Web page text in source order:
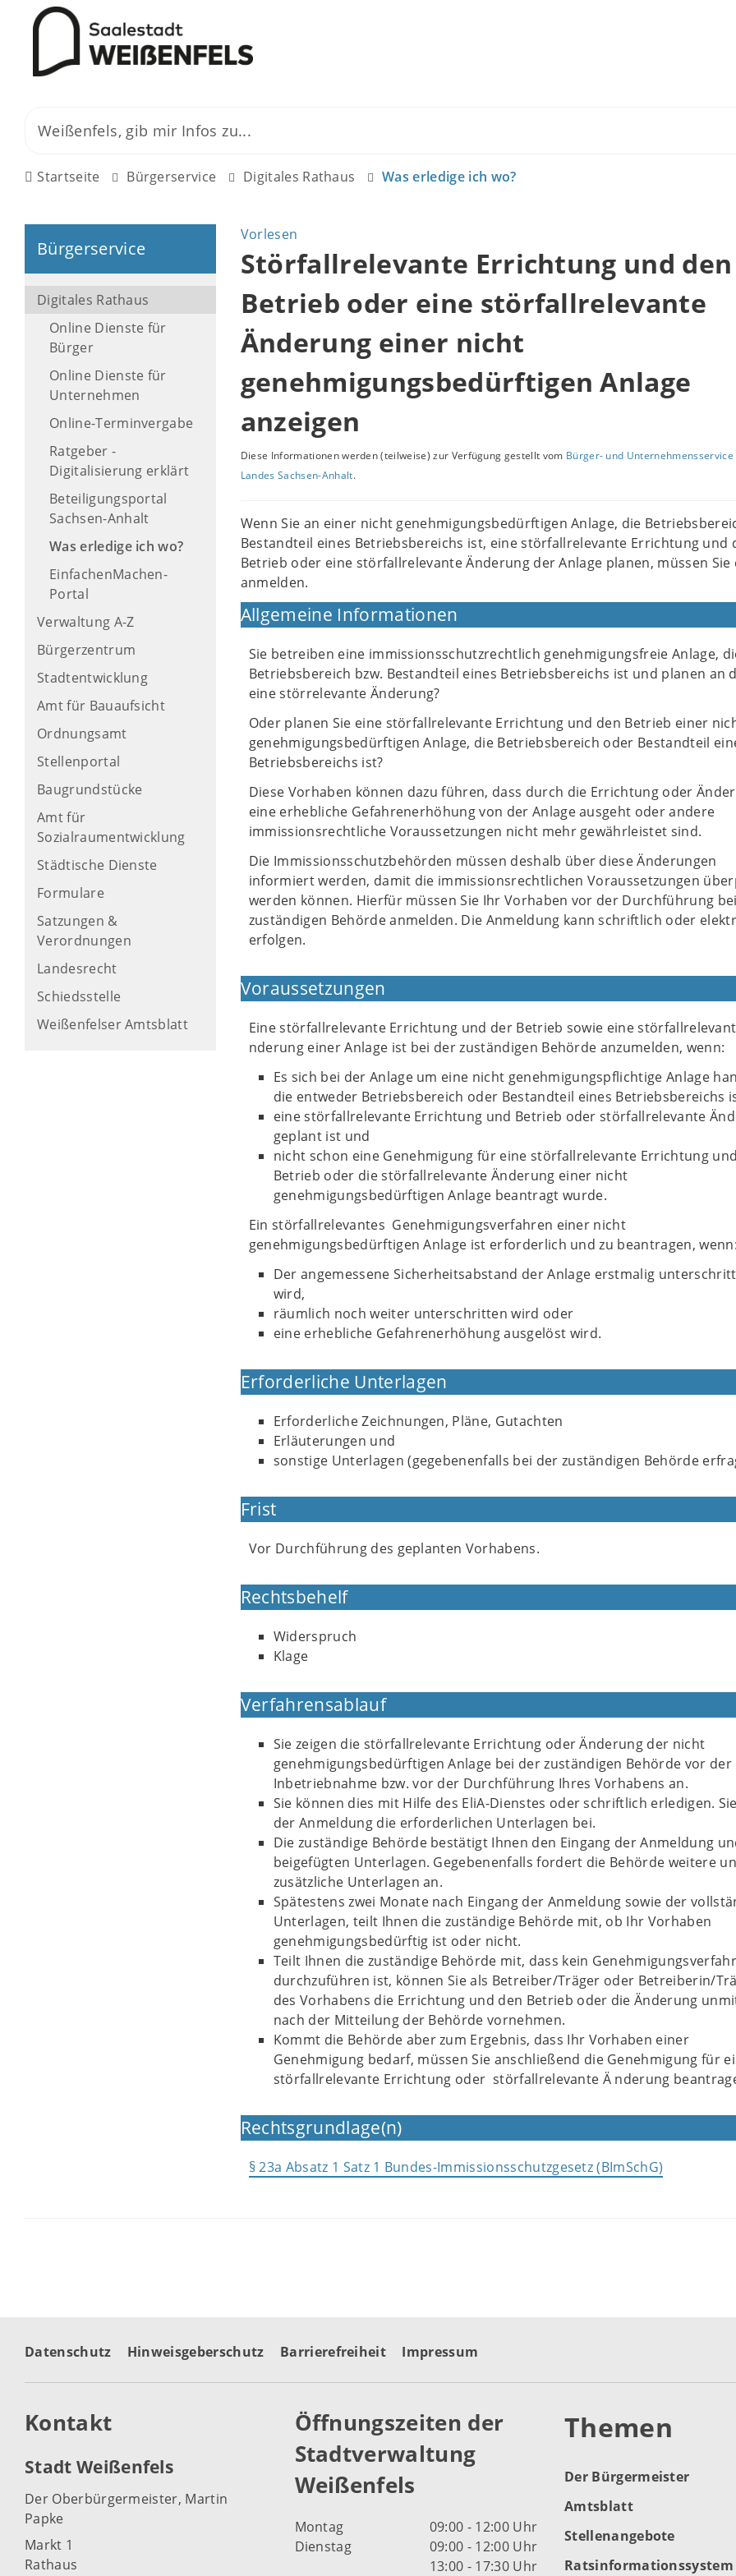
Startseite Bürgerservice Digitales Rathaus Was erledige ich wo?
Bürgerservice
Digitales Rathaus
Online Dienste für
Bürger
Online Dienste für
Unternehmen
Online-Terminvergabe
Ratgeber -
Digitalisierung erklärt
Beteiligungsportal
Sachsen-Anhalt
Was erledige ich wo?
EinfachenMachen-
Portal
Verwaltung A-Z
Bürgerzentrum
Stadtentwicklung
Amt für Bauaufsicht
Ordnungsamt
Stellenportal
Baugrundstücke
Amt für
Sozialraumentwicklung
Städtische Dienste
Formulare
Satzungen &
Verordnungen
Landesrecht
Schiedsstelle
Weißenfelser Amtsblatt
Vorlesen
Störfallrelevante Errichtung und den
Betrieb oder eine störfallrelevante
Änderung einer nicht
genehmigungsbedürftigen Anlage
anzeigen
Diese Informationen werden (teilweise) zur Verfügung gestellt vom Bürger- und Unternehmensservice
Landes Sachsen-Anhalt.
Wenn Sie an einer nicht genehmigungsbedürftigen Anlage, die
Bestandteil eines Betriebsbereichs ist, eine störfallrelevante Errichtung und
Betrieb oder eine störfallrelevante Änderung der Anlage planen, müssen Sie
anmelden.
Allgemeine Informationen
Sie betreiben eine immissionsschutzrechtlich genehmigungsfreie Anlage,
Betriebsbereich bzw. Bestandteil eines Betriebsbereichs ist und planen an
eine störrelevante Änderung?
Oder planen Sie eine störfallrelevante Errichtung und den Betrieb einer
genehmigungsbedürftigen Anlage, die Betriebsbereich oder Bestandteil
Betriebsbereichs ist?
Diese Vorhaben können dazu führen, dass durch die Errichtung oder
eine erhebliche Gefahrenerhöhung von der Anlage ausgeht oder andere
immissionsrechtliche Voraussetzungen nicht mehr gewährleistet sind.
Die Immissionsschutzbehörden müssen deshalb über diese Änderungen
informiert werden, damit die immissionsrechtlichen Voraussetzungen
werden können. Hierfür müssen Sie Ihr Vorhaben vor der Durchführung
zuständigen Behörde anmelden. Die Anmeldung kann schriftlich oder
erfolgen.
Voraussetzungen
Eine störfallrelevante Errichtung und der Betrieb sowie eine
nderung einer Anlage ist bei der zuständigen Behörde anzumelden, wenn:
Es sich bei der Anlage um eine nicht genehmigungspflichtige Anlage
die entweder Betriebsbereich oder Bestandteil eines Betriebsbereichs
eine störfallrelevante Errichtung und Betrieb oder störfallrelevante
geplant ist und
nicht schon eine Genehmigung für eine störfallrelevante Errichtung und
Betrieb oder die störfallrelevante Änderung einer nicht
genehmigungsbedürftigen Anlage beantragt wurde.
Ein störfallrelevantes Genehmigungsverfahren einer nicht
genehmigungsbedürftigen Anlage ist erforderlich und zu beantragen, wenn:
Der angemessene Sicherheitsabstand der Anlage erstmalig
wird,
räumlich noch weiter unterschritten wird oder
eine erhebliche Gefahrenerhöhung ausgelöst wird.
Erforderliche Unterlagen
Erforderliche Zeichnungen, Pläne, Gutachten
Erläuterungen und
sonstige Unterlagen (gegebenenfalls bei der zuständigen Behörde
Frist
Vor Durchführung des geplanten Vorhabens.
Rechtsbehelf
Widerspruch
Klage
Verfahrensablauf
Sie zeigen die störfallrelevante Errichtung oder Änderung der nicht
genehmigungsbedürftigen Anlage bei der zuständigen Behörde vor der
Inbetriebnahme bzw. vor der Durchführung Ihres Vorhabens an.
Sie können dies mit Hilfe des EliA-Dienstes oder schriftlich erledigen.
der Anmeldung die erforderlichen Unterlagen bei.
Die zuständige Behörde bestätigt Ihnen den Eingang der Anmeldung
beigefügten Unterlagen. Gegebenenfalls fordert die Behörde weitere
zusätzliche Unterlagen an.
Spätestens zwei Monate nach Eingang der Anmeldung sowie der
Unterlagen, teilt Ihnen die zuständige Behörde mit, ob Ihr Vorhaben
genehmigungsbedürftig ist oder nicht.
Teilt Ihnen die zuständige Behörde mit, dass kein
durchzuführen ist, können Sie als Betreiber/Träger oder Betreiberin/
des Vorhabens die Errichtung und den Betrieb oder die Änderung
nach der Mitteilung der Behörde vornehmen.
Kommt die Behörde aber zum Ergebnis, dass Ihr Vorhaben einer
Genehmigung bedarf, müssen Sie anschließend die Genehmigung für
störfallrelevante Errichtung oder störfallrelevante Ä nderung
Rechtsgrundlage(n)
§ 23a Absatz 1 Satz 1 Bundes-Immissionsschutzgesetz (BImSchG)
Datenschutz Hinweisgeberschutz Barrierefreiheit Impressum
Kontakt
Stadt Weißenfels
Der Oberbürgermeister, Martin
Papke
Markt 1
Rathaus
Öffnungszeiten der
Stadtverwaltung
Weißenfels
Montag
09:00 - 12:00 Uhr
Dienstag
09:00 - 12:00 Uhr
13:00 - 17:30 Uhr
Themen
Der Bürgermeister
Amtsblatt
Stellenangebote
Ratsinformationssystem